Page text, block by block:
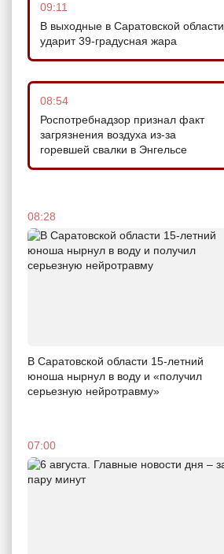
09:11
В выходные в Саратовской области
ударит 39-градусная жара
08:54
Роспотребнадзор признал факт
загрязнения воздуха из-за
горевшей свалки в Энгельсе
08:28
В Саратовской области 15-летний
юноша нырнул в воду и «получил
серьезную нейротравму»
07:00